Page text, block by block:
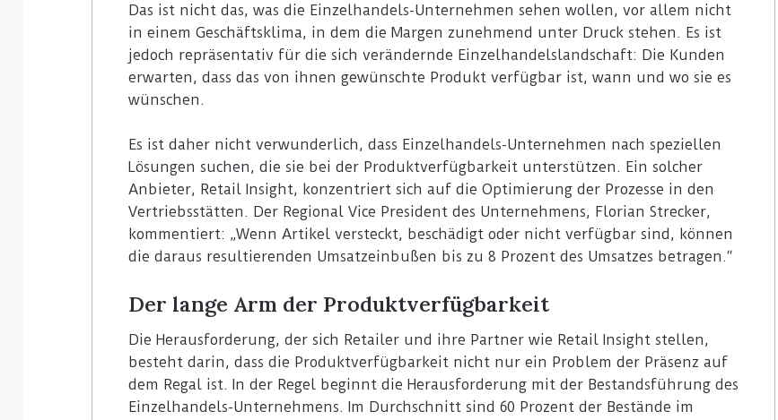
Das ist nicht das, was die Einzelhandels-Unternehmen sehen wollen, vor allem nicht
in einem Geschäftsklima, in dem die Margen zunehmend unter Druck stehen. Es ist
jedoch repräsentativ für die sich verändernde Einzelhandelslandschaft: Die Kunden
erwarten, dass das von ihnen gewünschte Produkt verfügbar ist, wann und wo sie es
wünschen.
Es ist daher nicht verwunderlich, dass Einzelhandels-Unternehmen nach speziellen
Lösungen suchen, die sie bei der Produktverfügbarkeit unterstützen. Ein solcher
Anbieter, Retail Insight, konzentriert sich auf die Optimierung der Prozesse in den
Vertriebsstätten. Der Regional Vice President des Unternehmens, Florian Strecker,
kommentiert: „Wenn Artikel versteckt, beschädigt oder nicht verfügbar sind, können
die daraus resultierenden Umsatzeinbußen bis zu 8 Prozent des Umsatzes betragen.“
Der lange Arm der Produktverfügbarkeit
Die Herausforderung, der sich Retailer und ihre Partner wie Retail Insight stellen,
besteht darin, dass die Produktverfügbarkeit nicht nur ein Problem der Präsenz auf
dem Regal ist. In der Regel beginnt die Herausforderung mit der Bestandsführung des
Einzelhandels-Unternehmens. Im Durchschnitt sind 60 Prozent der Bestände im